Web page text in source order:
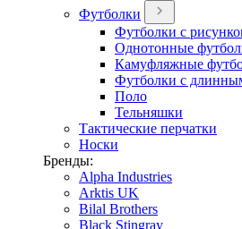
Футболки
Футболки с
Однотонные
Камуфляжные
Футболки с
Поло
Тельняшки
Тактические перчатки
Носки
Бренды:
Alpha Industries
Arktis UK
Bilal Brothers
Black Stingray